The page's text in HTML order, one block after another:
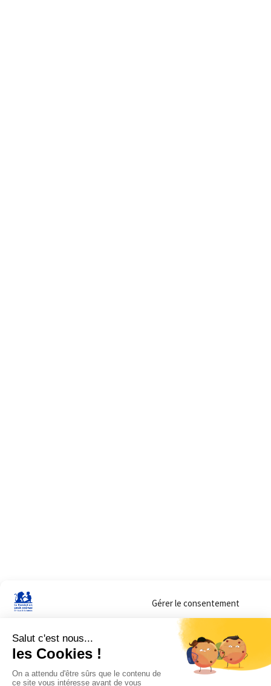
Gérer le consentement
Sur ce site, nous utilisons des cookies pour mesurer notre audience et vous
lorsque vous y consentez. Vous pouvez sélectionner ceux que vous autorisez
navigation.